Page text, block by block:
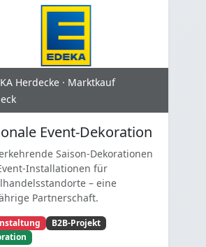
Herdecke · Marktkauf
Event-Dekoration
Saison-Dekorationen
Installationen für
– eine
Partnerschaft.
B2B-Projekt